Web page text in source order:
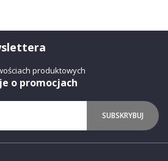
produktowych
o promocjach
SUBSKRYBUJ